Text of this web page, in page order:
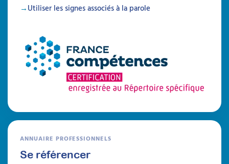
Mettre en place des
séances
d’accompagnement
diagnostic TSA : structurer
Utiliser les signes associés à la parole
ANNUAIRE PROFESSIONNELS
Se référencer